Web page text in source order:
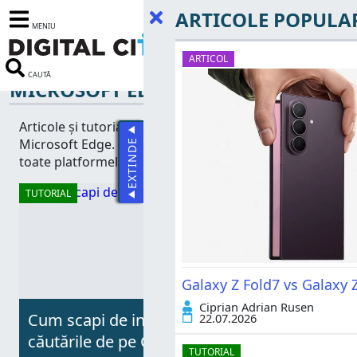
MENIU
CAUTĂ
MICROSOFT EDGE
Articole și tutoriale despre navigatorul web
Microsoft Edge. Cum folosești Microsoft Edge pe
toate platformele pe care este disponibil.
TUTORIAL
Cum scapi de inteligența artificială în
căutările de pe Google?
EXTINDE
ARTICOLE
ARTICOL
Galaxy Z Fold7 vs
Ciprian Adrian Rusen
22.07.2026
TUTORIAL